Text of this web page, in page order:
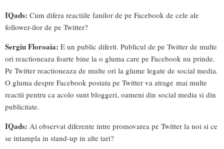
IQads: Cum difera reactiile fanilor de pe Facebook de cele ale
follower-ilor de pe Twitter?
Sergiu Floroaia: E un public diferit. Publicul de pe Twitter de multe
ori reactioneaza foarte bine la o gluma care pe Facebook nu prinde.
Pe Twitter reactioneaza de multe ori la glume legate de social media.
O gluma despre Facebook postata pe Twitter va atrage mai multe
reactii pentru ca acolo sunt bloggeri, oameni din social media si din
publicitate.
IQads: Ai observat diferente intre promovarea pe Twitter la noi si ce
se intampla in stand-up in alte tari?